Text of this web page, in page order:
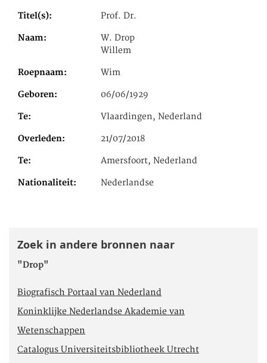
Titel(s) Prof. Dr.
Naam
W. Drop
Willem
Roepnaam Wim
Geboren 06/06/1929
Te Vlaardingen, Nederland
Overleden 21/07/2018
Te Amersfoort, Nederland
Nationaliteit Nederlandse
Zoek in andere bronnen naar
"Drop"
Biografisch Portaal van Nederland
Koninklijke Nederlandse Akademie van
Wetenschappen
Catalogus Universiteitsbibliotheek Utrecht